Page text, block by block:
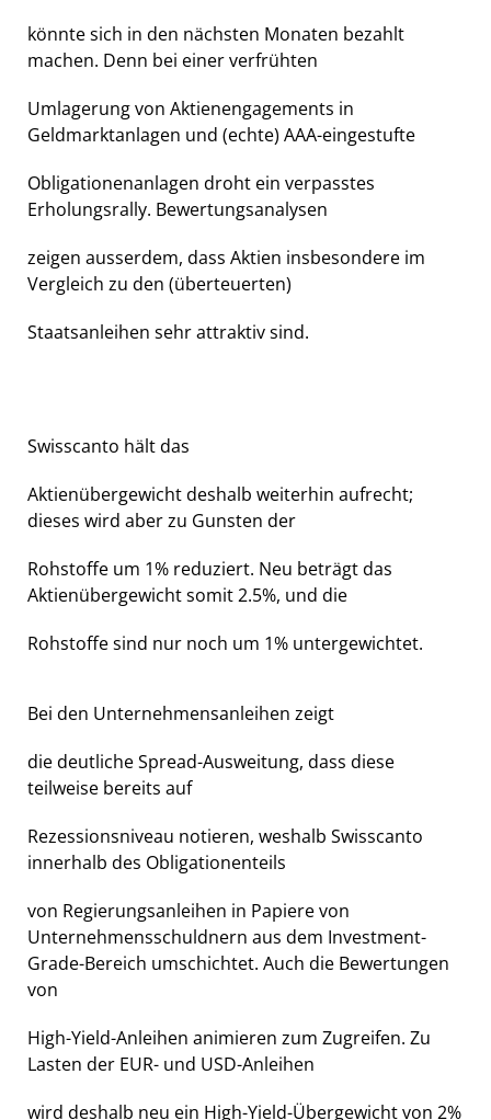
könnte sich in den nächsten Monaten bezahlt
machen. Denn bei einer verfrühten
Umlagerung von Aktienengagements in
Geldmarktanlagen und (echte) AAA-eingestufte
Obligationenanlagen droht ein verpasstes
Erholungsrally. Bewertungsanalysen
zeigen ausserdem, dass Aktien insbesondere im
Vergleich zu den (überteuerten)
Staatsanleihen sehr attraktiv sind.
Swisscanto hält das
Aktienübergewicht deshalb weiterhin aufrecht;
dieses wird aber zu Gunsten der
Rohstoffe um 1% reduziert. Neu beträgt das
Aktienübergewicht somit 2.5%, und die
Rohstoffe sind nur noch um 1% untergewichtet.
Bei den Unternehmensanleihen zeigt
die deutliche Spread-Ausweitung, dass diese
teilweise bereits auf
Rezessionsniveau notieren, weshalb Swisscanto
innerhalb des Obligationenteils
von Regierungsanleihen in Papiere von
Unternehmensschuldnern aus dem Investment-
Grade-Bereich umschichtet. Auch die Bewertungen
von
High-Yield-Anleihen animieren zum Zugreifen. Zu
Lasten der EUR- und USD-Anleihen
wird deshalb neu ein High-Yield-Übergewicht von 2%